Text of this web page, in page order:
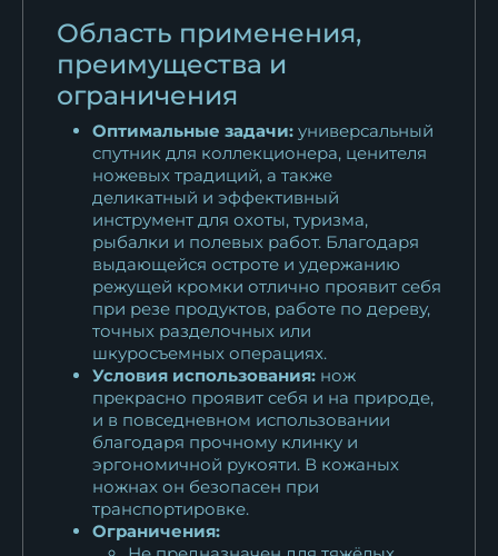
Область применения,
преимущества и
ограничения
Оптимальные задачи: универсальный
спутник для коллекционера, ценителя
ножевых традиций, а также
деликатный и эффективный
инструмент для охоты, туризма,
рыбалки и полевых работ. Благодаря
выдающейся остроте и удержанию
режущей кромки отлично проявит себя
при резе продуктов, работе по дереву,
точных разделочных или
шкуросъемных операциях.
Условия использования: нож
прекрасно проявит себя и на природе,
и в повседневном использовании
благодаря прочному клинку и
эргономичной рукояти. В кожаных
ножнах он безопасен при
транспортировке.
Ограничения: